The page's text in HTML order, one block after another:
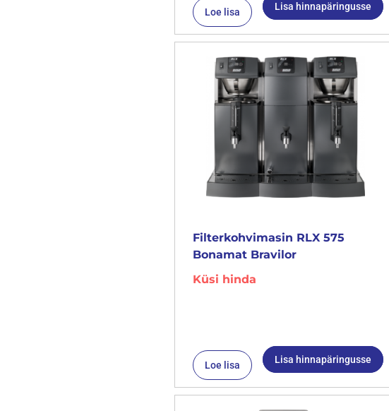
Loe lisa Lisa hinnapäringusse
Filterkohvimasin RLX 575
Bonamat Bravilor
Küsi hinda
Loe lisa Lisa hinnapäringusse